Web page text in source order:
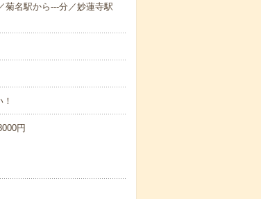
菊名駅から---分／妙蓮寺駅
円